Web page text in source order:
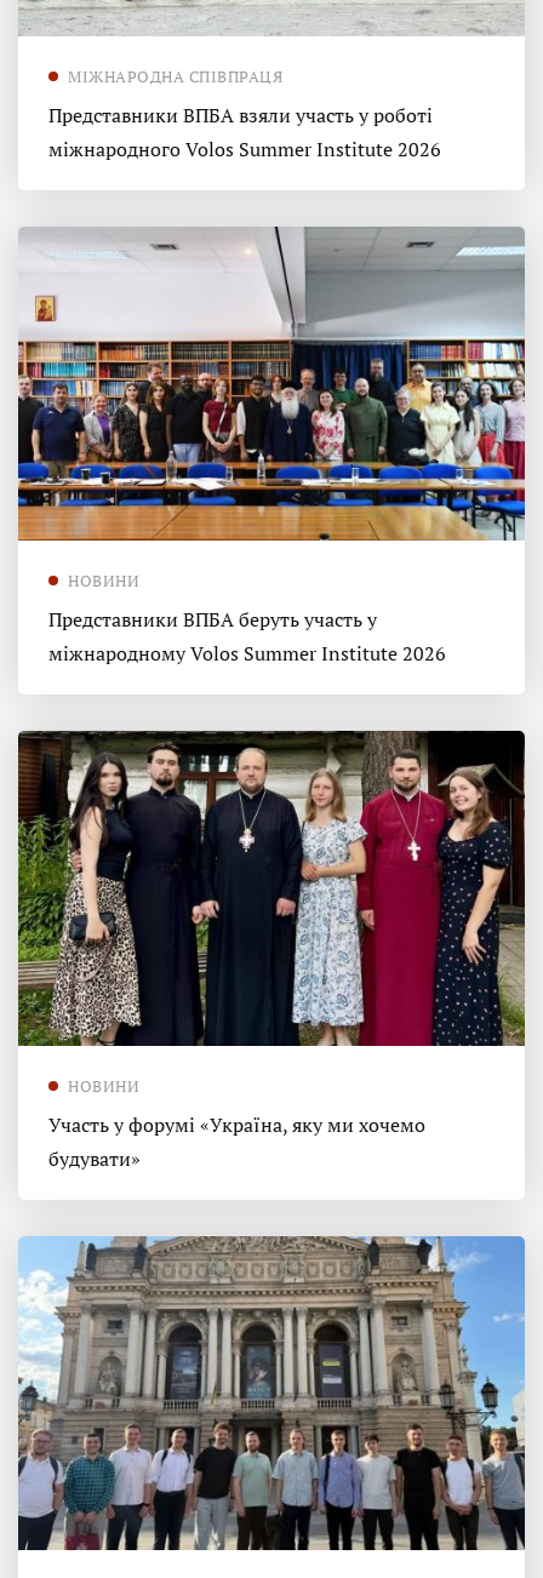
МІЖНАРОДНА СПІВПРАЦЯ
Представники ВПБА взяли участь у роботі
міжнародного Volos Summer Institute 2026
НОВИНИ
Представники ВПБА беруть участь у
міжнародному Volos Summer Institute 2026
НОВИНИ
Участь у форумі «Україна, яку ми хочемо
будувати»